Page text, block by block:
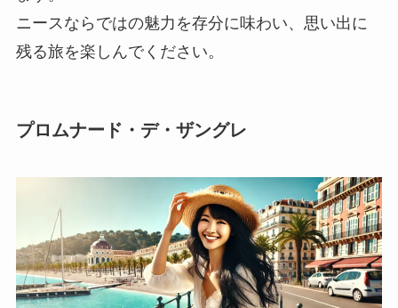
ニースならではの魅力を存分に味わい、思い出に
残る旅を楽しんでください。
プロムナード・デ・ザングレ